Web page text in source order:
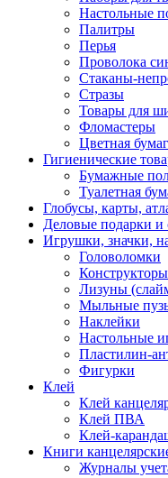
Настольные
Палитры
Перья
Проволока
Стаканы-
Стразы
Товары для
Фломастеры
Цветная
Гигиенические
Бумажные
Туалетная
Глобусы, карты,
Деловые подарки и
Игрушки, значки,
Головоломки
Конструкторы
Лизуны
Мыльные
Наклейки
Настольные
Пластилин-
Фигурки
Клей
Клей
Клей ПВА
Клей-
Книги
Журналы